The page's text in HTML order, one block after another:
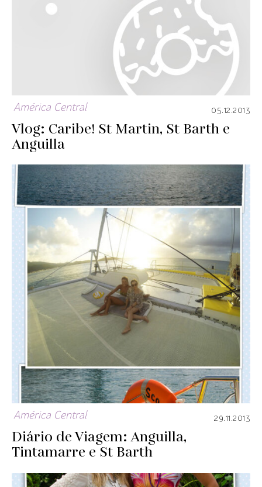
América Central 05.12.2013
Vlog: Caribe! St Martin, St Barth e
Anguilla
América Central 29.11.2013
Diário de Viagem: Anguilla,
Tintamarre e St Barth